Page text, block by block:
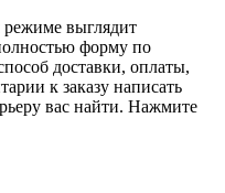
режиме выглядит
форму по
доставки, оплаты,
к заказу написать
вас найти. Нажмите